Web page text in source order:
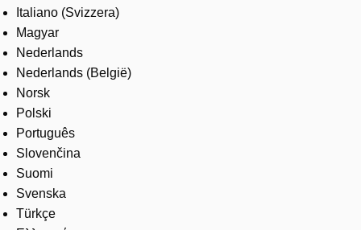
Italiano (Svizzera)
Magyar
Nederlands
Nederlands (België)
Norsk
Polski
Português
Slovenčina
Suomi
Svenska
Türkçe